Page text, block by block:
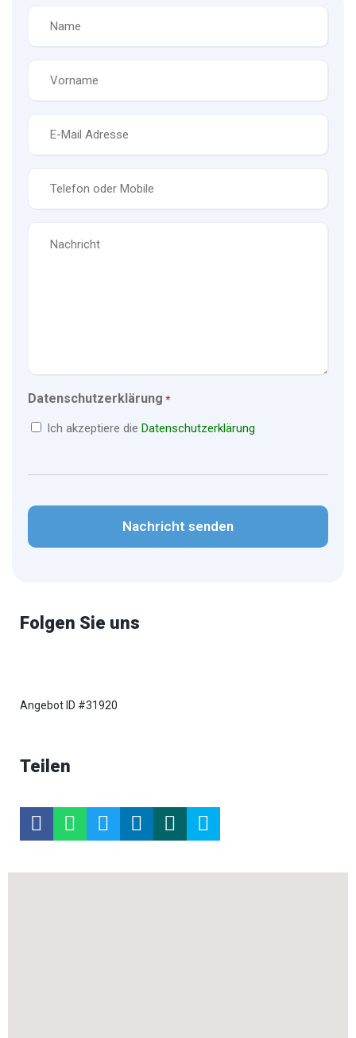
*
Datenschutzerklärung *
Ich akzeptiere die Datenschutzerklärung
Folgen Sie uns
Angebot ID #31920
Teilen